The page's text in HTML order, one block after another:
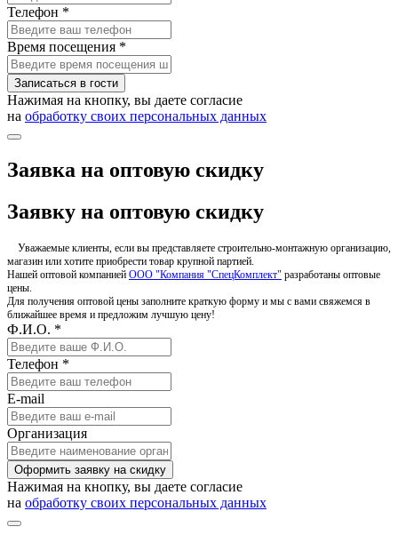
Телефон *
Время посещения *
Записаться в гости
Нажимая на кнопку, вы даете согласие
на обработку своих персональных данных
Заявка на оптовую скидку
Заявку на оптовую скидку
Уважаемые клиенты, если вы представляете строительно-монтажную организацию,
магазин или хотите приобрести товар крупной партией.
Нашей оптовой компанией ООО "Компания "СпецКомплект" разработаны оптовые
цены.
Для получения оптовой цены заполните краткую форму и мы с вами свяжемся в
ближайшее время и предложим лучшую цену!
Ф.И.О. *
Телефон *
E-mail
Организация
Оформить заявку на скидку
Нажимая на кнопку, вы даете согласие
на обработку своих персональных данных